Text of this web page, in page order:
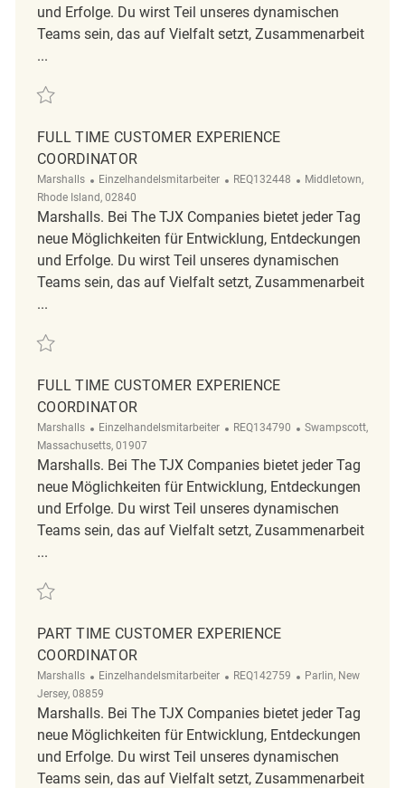
und Erfolge. Du wirst Teil unseres dynamischen
Teams sein, das auf Vielfalt setzt, Zusammenarbeit
...
Retten Customer Experience Coordinator (Full time) REQ141229
FULL TIME CUSTOMER EXPERIENCE
COORDINATOR
Marshalls Kategorie
Einzelhandelsmitarbeiter ReqId
REQ132448 Ort
Middletown,
Rhode Island, 02840
Marshalls. Bei The TJX Companies bietet jeder Tag
neue Möglichkeiten für Entwicklung, Entdeckungen
und Erfolge. Du wirst Teil unseres dynamischen
Teams sein, das auf Vielfalt setzt, Zusammenarbeit
...
Retten Full Time Customer Experience Coordinator REQ132448
FULL TIME CUSTOMER EXPERIENCE
COORDINATOR
Marshalls Kategorie
Einzelhandelsmitarbeiter ReqId
REQ134790 Ort
Swampscott,
Massachusetts, 01907
Marshalls. Bei The TJX Companies bietet jeder Tag
neue Möglichkeiten für Entwicklung, Entdeckungen
und Erfolge. Du wirst Teil unseres dynamischen
Teams sein, das auf Vielfalt setzt, Zusammenarbeit
...
Retten Full Time Customer experience coordinator REQ134790
PART TIME CUSTOMER EXPERIENCE
COORDINATOR
Marshalls Kategorie
Einzelhandelsmitarbeiter ReqId
REQ142759 Ort
Parlin, New
Jersey, 08859
Marshalls. Bei The TJX Companies bietet jeder Tag
neue Möglichkeiten für Entwicklung, Entdeckungen
und Erfolge. Du wirst Teil unseres dynamischen
Teams sein, das auf Vielfalt setzt, Zusammenarbeit